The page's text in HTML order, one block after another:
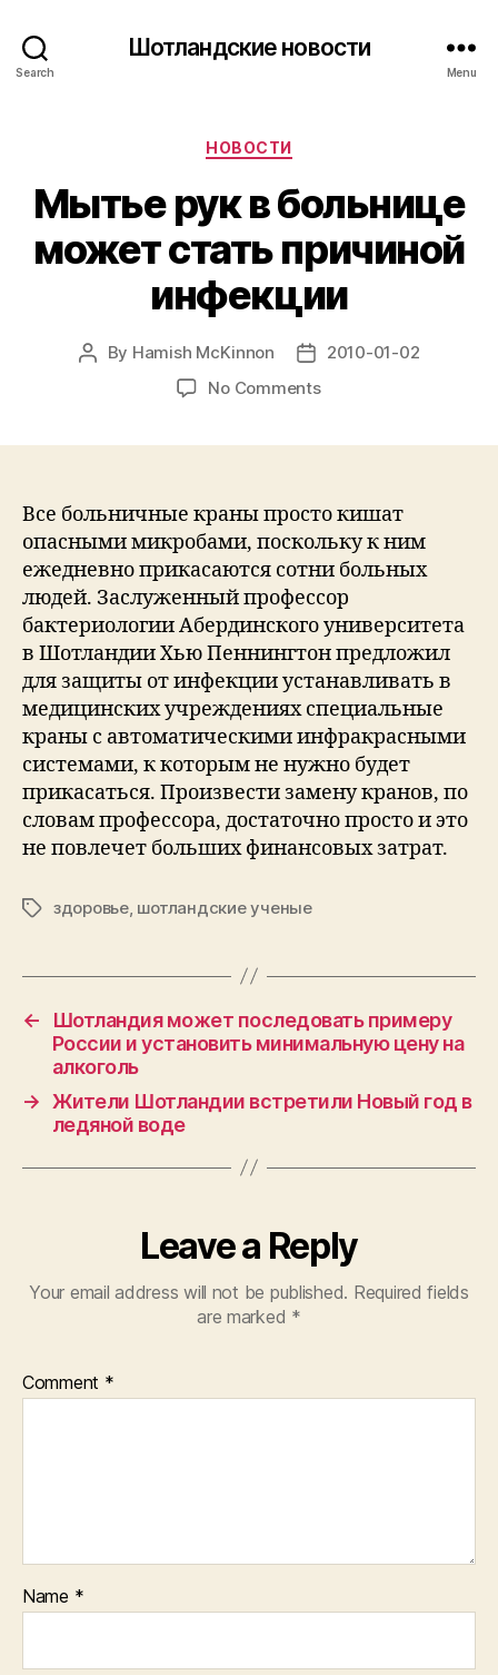
Search
Шотландские новости
Menu
Categories
НОВОСТИ
Мытье рук в больнице
может стать причиной
инфекции
Post
By Hamish McKinnon
Post2010-01-02
No Commentson
может
стать
причиной
инфекции
Все больничные краны просто кишат
опасными микробами, поскольку к ним
ежедневно прикасаются сотни больных
людей. Заслуженный профессор
бактериологии Абердинского университета
в Шотландии Хью Пеннингтон предложил
для защиты от инфекции устанавливать в
медицинских учреждениях специальные
краны с автоматическими инфракрасными
системами, к которым не нужно будет
прикасаться. Произвести замену кранов, по
словам профессора, достаточно просто и это
не повлечет больших финансовых затрат.
Tagsздоровье, шотландские ученые
←
Шотландия может последовать примеру
России и установить минимальную цену на
алкоголь
→ Жители Шотландии встретили Новый год в
ледяной воде
Leave a Reply
Your email address will not be published. Required fields
are marked *
Comment *
Name *